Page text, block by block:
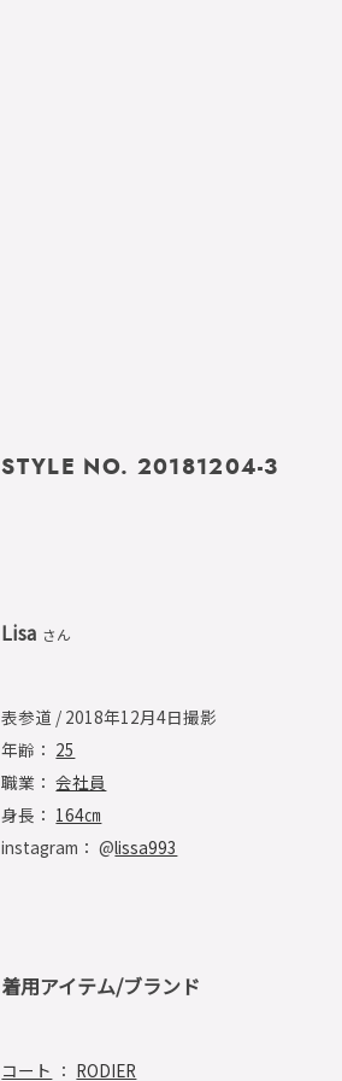
STYLE NO. 20181204-3
Lisa さん
表参道 / 2018年12月4日撮影
年齢： 25
職業：会社員
身長： 164㎝
instagram： @lissa993
着用アイテム/ブランド
コート ： RODIER